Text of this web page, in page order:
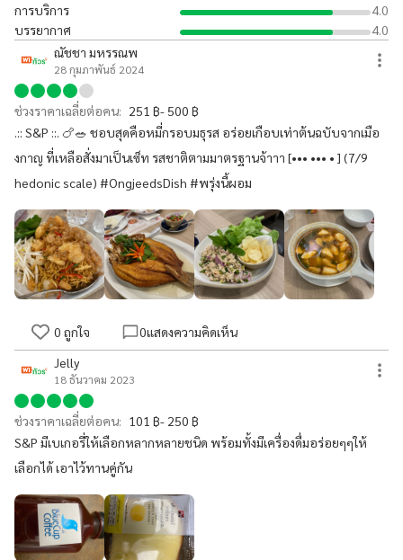
การบริการ
4.0
บรรยากาศ
4.0
ณัชชา มหรรณพ
28 กุมภาพันธ์ 2024
ช่วงราคาเฉลี่ยต่อคน: 251 ฿- 500 ฿
.:: S&P ::. 🍗🥗 ชอบสุดคือหมี่กรอบมธุรส อร่อยเกือบเท่าต้นฉบับจากเมือ
งกาญ ที่เหลือสั่งมาเป็นเซ็ท รสชาติตามมาตรฐานจ้าาา [••• ••• • ] (7/9
hedonic scale) #OngjeedsDish #พรุ่งนี้ผอม
0 ถูกใจ 0แสดงความคิดเห็น
Jelly
18 ธันวาคม 2023
ช่วงราคาเฉลี่ยต่อคน: 101 ฿- 250 ฿
S&P มีเบเกอรี่ให้เลือกหลากหลายชนิด พร้อมทั้งมีเครื่องดื่มอร่อยๆๆให้
เลือกได้ เอาไว้ทานคู่กัน